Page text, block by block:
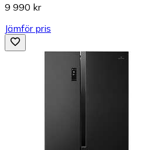
9 990 kr
Jämför pris